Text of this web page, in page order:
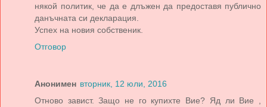
някой политик, че да е длъжен да предоставя публично
данъчната си декларация.
Успех на новия собственик.
Отговор
Анонимен вторник, 12 юли, 2016
Отново завист. Защо не го купихте Вие? Яд ли Вие ,